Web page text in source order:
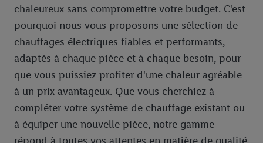
chaleureux sans compromettre votre budget. C'est
pourquoi nous vous proposons une sélection de
chauffages électriques fiables et performants,
adaptés à chaque pièce et à chaque besoin, pour
que vous puissiez profiter d'une chaleur agréable
à un prix avantageux. Que vous cherchiez à
compléter votre système de chauffage existant ou
à équiper une nouvelle pièce, notre gamme